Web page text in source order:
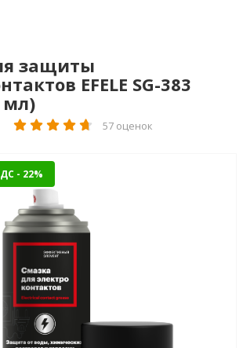
защиты
EFELE SG-383
мл)
57 оценок
- 22%